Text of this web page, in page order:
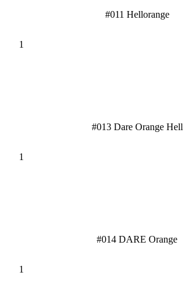
#011 Hellorange
#013 Dare Orange Hell
#014 DARE Orange